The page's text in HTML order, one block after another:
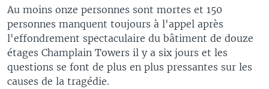
Au moins onze personnes sont mortes et 150
personnes manquent toujours à l'appel après
l'effondrement spectaculaire du bâtiment de douze
étages Champlain Towers il y a six jours et les
questions se font de plus en plus pressantes sur les
causes de la tragédie.